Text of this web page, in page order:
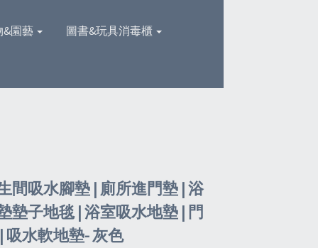
&園藝 圖書&玩具消毒櫃
間吸水腳墊 | 廁所進門墊 | 浴
墊子地毯 | 浴室吸水地墊 | 門
吸水軟地墊- 灰色